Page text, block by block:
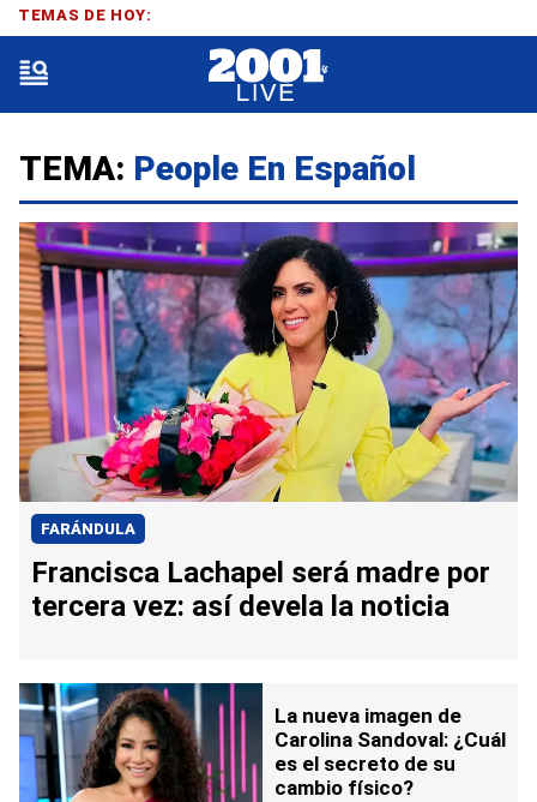
TEMA: People En Español
FARÁNDULA
Francisca Lachapel será madre por
tercera vez: así devela la noticia
La nueva imagen de
Carolina Sandoval: ¿Cuál
es el secreto de su
cambio físico?
TEMAS DE HOY: